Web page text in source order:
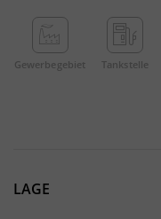
Gewerbe­gebiet Tankstelle
LAGE